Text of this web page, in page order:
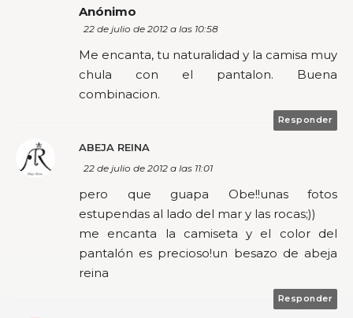
Anónimo
22 de julio de 2012 a las 10:58
Me encanta, tu naturalidad y la camisa muy
chula con el pantalon. Buena
combinacion.
Responder
ABEJA REINA
22 de julio de 2012 a las 11:01
pero que guapa Obe!!unas fotos
estupendas al lado del mar y las rocas;))
me encanta la camiseta y el color del
pantalón es precioso!un besazo de abeja
reina
Responder